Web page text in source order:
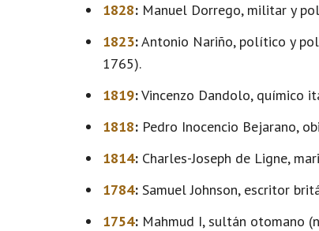
1828: Manuel Dorrego, militar y
1823:Antonio Nariño, político y
1765).
1819:Vincenzo Dandolo, químico
1818: Pedro Inocencio Bejarano,
1814: Charles-Joseph de Ligne,
1784: Samuel Johnson, escritor
1754: Mahmud I, sultán otomano